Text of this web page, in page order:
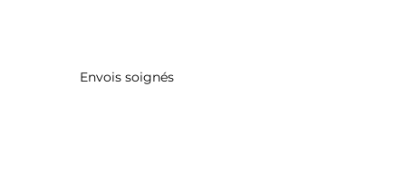
Envois soignés